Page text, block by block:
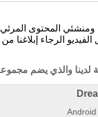
المحتوى المرئي
الرجاء إبلاغنا
لدينا والذي يضم